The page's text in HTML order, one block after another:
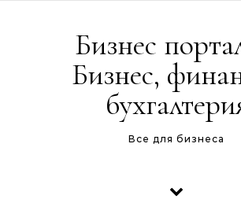
Бизнес
Бизнес,
Все для бизнеса